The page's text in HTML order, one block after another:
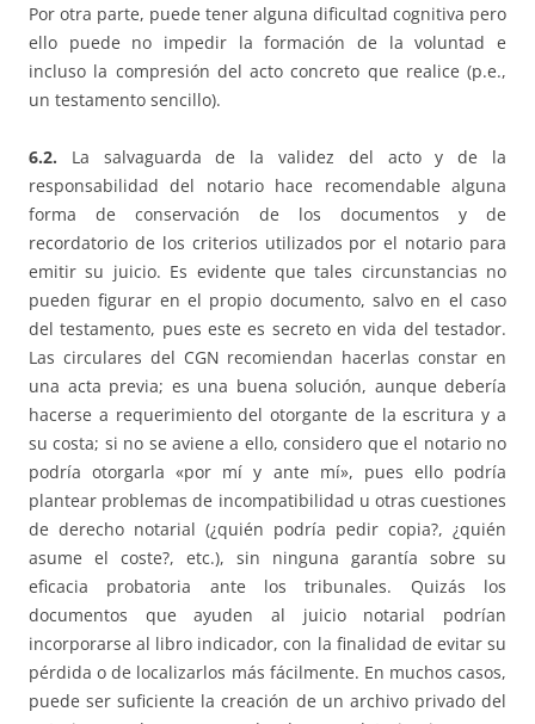
Por otra parte, puede tener alguna dificultad cognitiva pero
ello puede no impedir la formación de la voluntad e
incluso la compresión del acto concreto que realice (p.e.,
un testamento sencillo).
6.2. La salvaguarda de la validez del acto y de la
responsabilidad del notario hace recomendable alguna
forma de conservación de los documentos y de
recordatorio de los criterios utilizados por el notario para
emitir su juicio. Es evidente que tales circunstancias no
pueden figurar en el propio documento, salvo en el caso
del testamento, pues este es secreto en vida del testador.
Las circulares del CGN recomiendan hacerlas constar en
una acta previa; es una buena solución, aunque debería
hacerse a requerimiento del otorgante de la escritura y a
su costa; si no se aviene a ello, considero que el notario no
podría otorgarla «por mí y ante mí», pues ello podría
plantear problemas de incompatibilidad u otras cuestiones
de derecho notarial (¿quién podría pedir copia?, ¿quién
asume el coste?, etc.), sin ninguna garantía sobre su
eficacia probatoria ante los tribunales. Quizás los
documentos que ayuden al juicio notarial podrían
incorporarse al libro indicador, con la finalidad de evitar su
pérdida o de localizarlos más fácilmente. En muchos casos,
puede ser suficiente la creación de un archivo privado del